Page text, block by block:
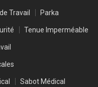
Travail Parka
Tenue Imperméable
Sabot Médical